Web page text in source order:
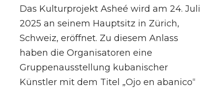
Das Kulturprojekt Asheé wird am 24. Juli
2025 an seinem Hauptsitz in Zürich,
Schweiz, eröffnet. Zu diesem Anlass
haben die Organisatoren eine
Gruppenausstellung kubanischer
Künstler mit dem Titel „Ojo en abanico“